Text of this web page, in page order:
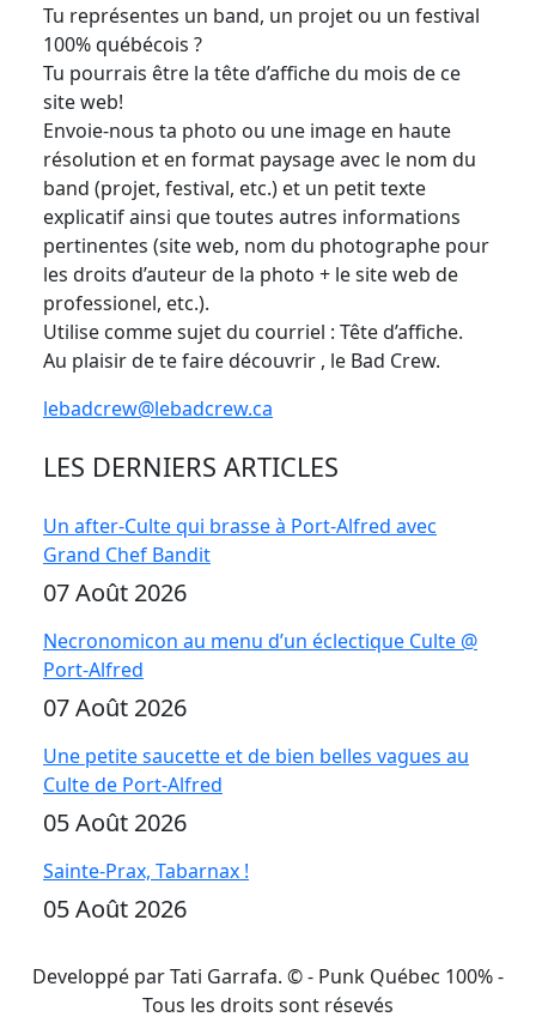
Tu représentes un band, un projet ou un festival
100% québécois ?
Tu pourrais être la tête d’affiche du mois de ce
site web!
Envoie-nous ta photo ou une image en haute
résolution et en format paysage avec le nom du
band (projet, festival, etc.) et un petit texte
explicatif ainsi que toutes autres informations
pertinentes (site web, nom du photographe pour
les droits d’auteur de la photo + le site web de
professionel, etc.).
Utilise comme sujet du courriel : Tête d’affiche.
Au plaisir de te faire découvrir , le Bad Crew.
lebadcrew@lebadcrew.ca
LES DERNIERS ARTICLES
Un after-Culte qui brasse à Port-Alfred avec
Grand Chef Bandit
07 Août 2026
Necronomicon au menu d’un éclectique Culte @
Port-Alfred
07 Août 2026
Une petite saucette et de bien belles vagues au
Culte de Port-Alfred
05 Août 2026
Sainte-Prax, Tabarnax !
05 Août 2026
Developpé par Tati Garrafa. ©- Punk Québec 100% -
Tous les droits sont résevés